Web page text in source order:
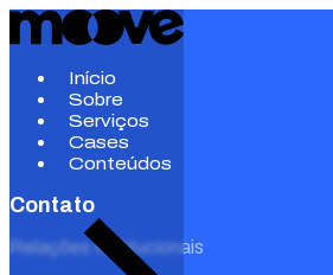
Início
Sobre
Serviços
Cases
Conteúdos
Contato
Relações Institucionais